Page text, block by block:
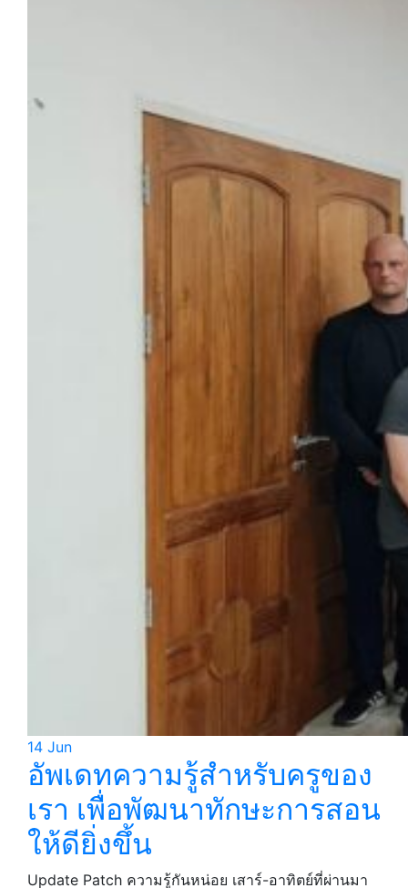
14 Jun
อัพเดทความรู้สำหรับครูของ
เรา เพื่อพัฒนาทักษะการสอน
ให้ดียิ่งขึ้น
Update Patch ความรู้กันหน่อย เสาร์-อาทิตย์ที่ผ่านมา